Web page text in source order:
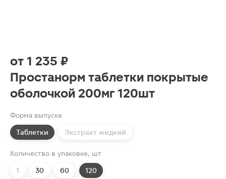
от 1 235 ₽
Простанорм таблетки покрытые
оболочкой 200мг 120шт
Форма выпуска
Таблетки Экстракт жидкий
Количество в упаковке, шт
1 30 60 120